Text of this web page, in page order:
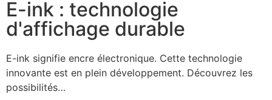
E-ink : technologie
d'affichage durable
E-ink signifie encre électronique. Cette technologie
innovante est en plein développement. Découvrez les
possibilités…